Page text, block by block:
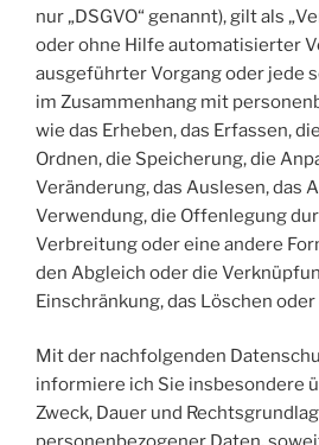
nur „DSGVO“ genannt), gilt als
oder ohne Hilfe automatisierter
ausgeführter Vorgang oder jede
im Zusammenhang mit
wie das Erheben, das Erfassen,
Ordnen, die Speicherung, die
Veränderung, das Auslesen, das
Verwendung, die Offenlegung
Verbreitung oder eine andere
den Abgleich oder die
Einschränkung, das Löschen
Mit der nachfolgenden
informiere ich Sie insbesondere
Zweck, Dauer und